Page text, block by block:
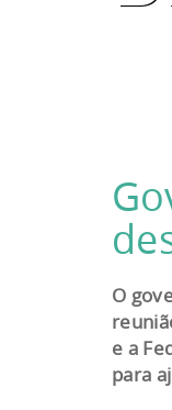
O
e a
para